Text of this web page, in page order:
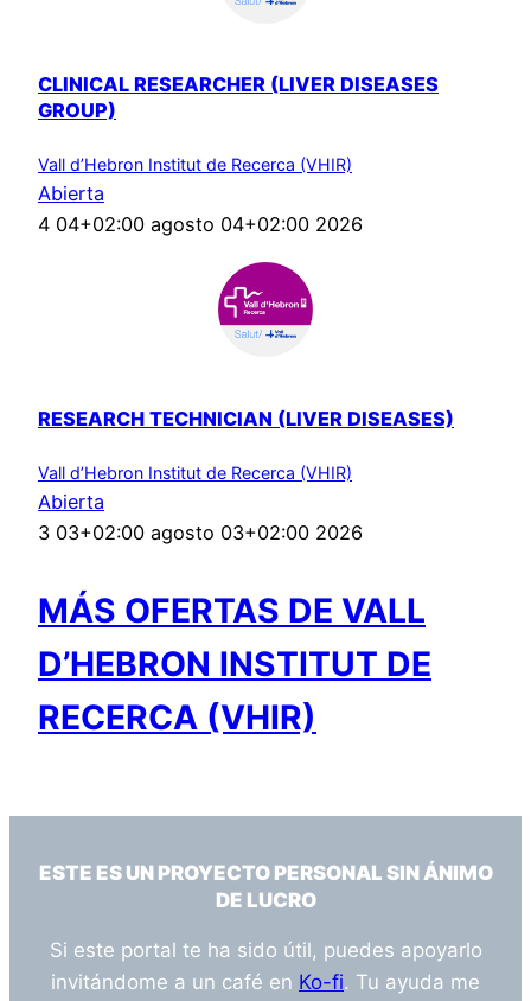
CLINICAL RESEARCHER (LIVER DISEASES
GROUP)
Vall d’Hebron Institut de Recerca (VHIR)
Abierta
4 04+02:00 agosto 04+02:00 2026
RESEARCH TECHNICIAN (LIVER DISEASES)
Vall d’Hebron Institut de Recerca (VHIR)
Abierta
3 03+02:00 agosto 03+02:00 2026
MÁS OFERTAS DE VALL
D’HEBRON INSTITUT DE
RECERCA (VHIR)
ESTE ES UN PROYECTO PERSONAL SIN ÁNIMO
DE LUCRO
Si este portal te ha sido útil, puedes apoyarlo
invitándome a un café en Ko-fi. Tu ayuda me